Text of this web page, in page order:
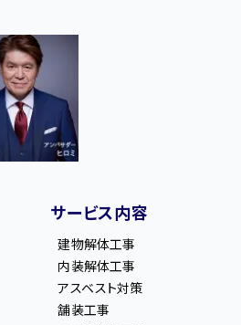
サービス内容
建物解体工事
内装解体工事
アスベスト対策
舗装工事